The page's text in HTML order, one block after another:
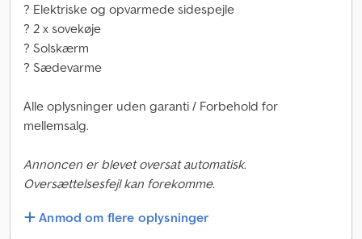
? Elektriske og opvarmede sidespejle
? 2 x sovekøje
? Solskærm
? Sædevarme
Alle oplysninger uden garanti / Forbehold for
mellemsalg.
Annoncen er blevet oversat automatisk.
Oversættelsesfejl kan forekomme.
Anmod om flere oplysninger